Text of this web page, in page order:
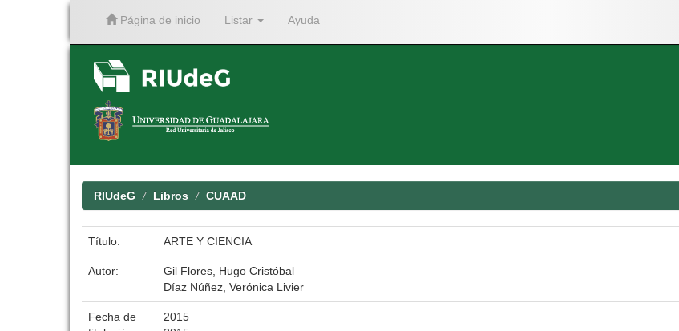
Página de inicio Listar Ayuda
RIUdeG Libros CUAAD
Título: ARTE Y CIENCIA
Autor:
Gil Flores, Hugo Cristóbal
Díaz Núñez, Verónica Livier
Fecha de
2015